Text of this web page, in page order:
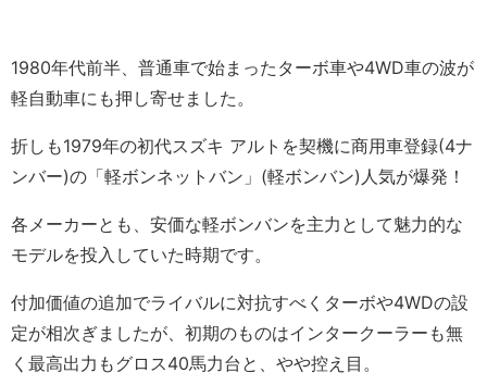
1980年代前半、普通車で始まったターボ車や4WD車の波が
軽自動車にも押し寄せました。
折しも1979年の初代スズキ アルトを契機に商用車登録(4ナ
ンバー)の「軽ボンネットバン」(軽ボンバン)人気が爆発！
各メーカーとも、安価な軽ボンバンを主力として魅力的な
モデルを投入していた時期です。
付加価値の追加でライバルに対抗すべくターボや4WDの設
定が相次ぎましたが、初期のものはインタークーラーも無
く最高出力もグロス40馬力台と、やや控え目。